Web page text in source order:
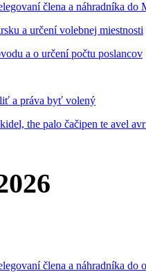
člena a náhradníka
a určení volebnej miestnosti
a o určení počtu poslancov
a práva byť volený
the palo čačipen te avel
člena a náhradníka